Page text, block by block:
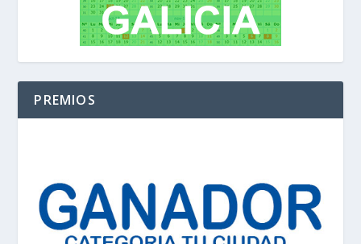
PREMIOS